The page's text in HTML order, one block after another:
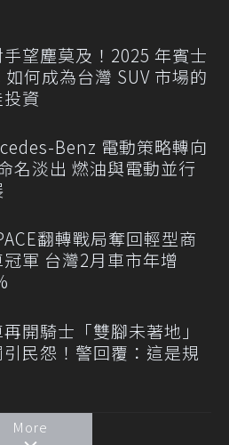
手望塵莫及！2025 年賓士
如何成為台灣 SUV 市場的
資
Benz 電動策略轉向
名淡出 燃油與電動並行
翻轉戰局奪回輕型商
軍 台灣2月車市年增
開騎士「雙腳未著地」
引民怨！警回覆：這是規
More